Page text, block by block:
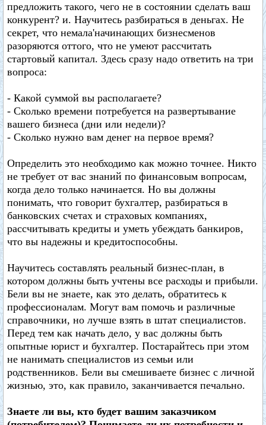
предложить такого, чего не в состоянии сделать ваш
конкурент? и. Научитесь разбираться в деньгах. Не
секрет, что немала'начинающих бизнесменов
разоряются оттого, что не умеют рассчитать
стартовый капитал. Здесь сразу надо ответить на три
вопроса:
- Какой суммой вы располагаете?
- Сколько времени потребуется на развертывание
вашего бизнеса (дни или недели)?
- Сколько нужно вам денег на первое время?
Определить это необходимо как можно точнее. Никто
не требует от вас знаний по финансовым вопросам,
когда дело только начинается. Но вы должны
понимать, что говорит бухгалтер, разбираться в
банковских счетах и страховых компаниях,
рассчитывать кредиты и уметь убеждать банкиров,
что вы надежны и кредитоспособны.
Научитесь составлять реальный бизнес-план, в
котором должны быть учтены все расходы и прибыли.
Бели вы не знаете, как это делать, обратитесь к
профессионалам. Могут вам помочь и различные
справочники, но лучше взять в штат специалистов.
Перед тем как начать дело, у вас должны быть
опытные юрист и бухгалтер. Постарайтесь при этом
не нанимать специалистов из семьи или
родственников. Бели вы смешиваете бизнес с личной
жизнью, это, как правило, заканчивается печально.
Знаете ли вы, кто будет вашим заказчиком